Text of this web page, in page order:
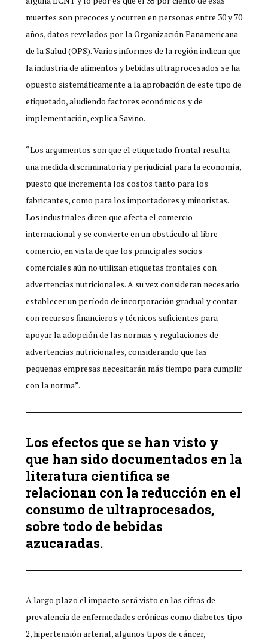
muertes son precoces y ocurren en personas entre 30 y 70
años, datos revelados por la Organización Panamericana
de la Salud (OPS). Varios informes de la región indican que
la industria de alimentos y bebidas ultraprocesados se ha
opuesto sistemáticamente a la aprobación de este tipo de
etiquetado, aludiendo factores económicos y de
implementación, explica Savino.
“Los argumentos son que el etiquetado frontal resulta
una medida discriminatoria y perjudicial para la economía,
puesto que incrementa los costos tanto para los
fabricantes, como para los importadores y minoristas.
Los industriales dicen que afecta el comercio
internacional y se convierte en un obstáculo al libre
comercio, en vista de que los principales socios
comerciales aún no utilizan etiquetas frontales con
advertencias nutricionales. A su vez consideran necesario
establecer un período de incorporación gradual y contar
con recursos financieros y técnicos suficientes para
apoyar la adopción de las normas y regulaciones de
advertencias nutricionales, considerando que las
pequeñas empresas necesitarán más tiempo para cumplir
con la norma”.
Los efectos que se han visto y
que han sido documentados en la
literatura científica se
relacionan con la reducción en el
consumo de ultraprocesados,
sobre todo de bebidas
azucaradas.
A largo plazo el impacto será visto en las cifras de
prevalencia de enfermedades crónicas como diabetes tipo
2, hipertensión arterial, algunos tipos de cáncer,